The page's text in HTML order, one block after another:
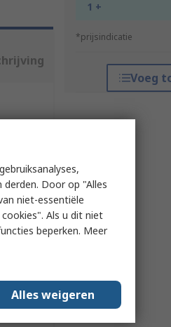
1 +
*prijsindicatie
Voeg
Door op "Alles
niet-essentiële
Als u dit niet
beperken. Meer
Alles weigeren